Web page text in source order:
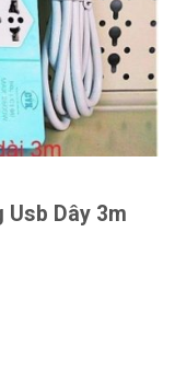
Usb Dây 3m